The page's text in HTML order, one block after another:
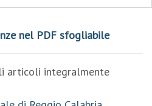
nel PDF sfogliabile
articoli integralmente